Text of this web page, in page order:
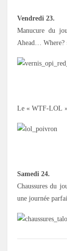
Vendredi 23.
Manucure du
Ahead… Where?
Le « WTF-LOL
Samedi 24.
Chaussures du
une journée